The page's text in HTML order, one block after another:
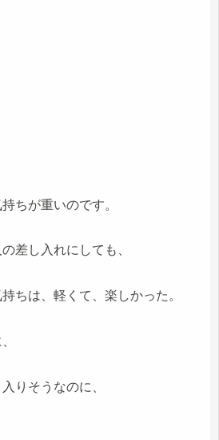
ちが重いのです。
差し入れにしても、
ちは、軽くて、楽しかった。
りそうなのに、